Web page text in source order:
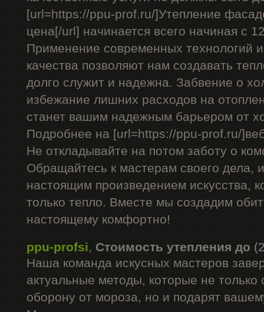
[url=https://ppu-prof.ru/]Утепление
цена[/url] начинается всего начиная с
Применение современных технологий
качества позволяют нам создавать
долго служит и надежна. Забвение о
избежание лишних расходов на
станет вашим надежным барьером от
Подробнее на [url=https://ppu-prof.ru/
Не откладывайте на потом заботу о
Обращайтесь к мастерам своего дела,
настоящим произведением искусства,
только тепло. Вместе мы создадим
настоящему комфортно!
ppu-profsi, Стоимость утепления до
Наша команда искусных мастеров
актуальные методы, которые не только
оборону от мороза, но и подарят